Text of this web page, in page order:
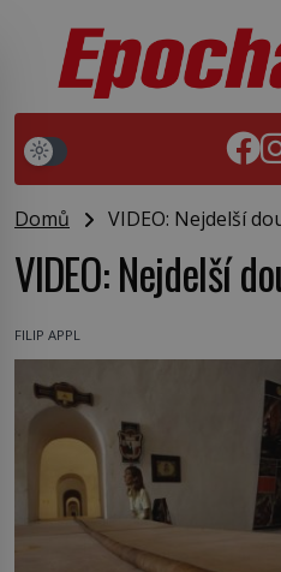
Domů VIDEO: Nejdelší
VIDEO: Nejdelší
FILIP APPL